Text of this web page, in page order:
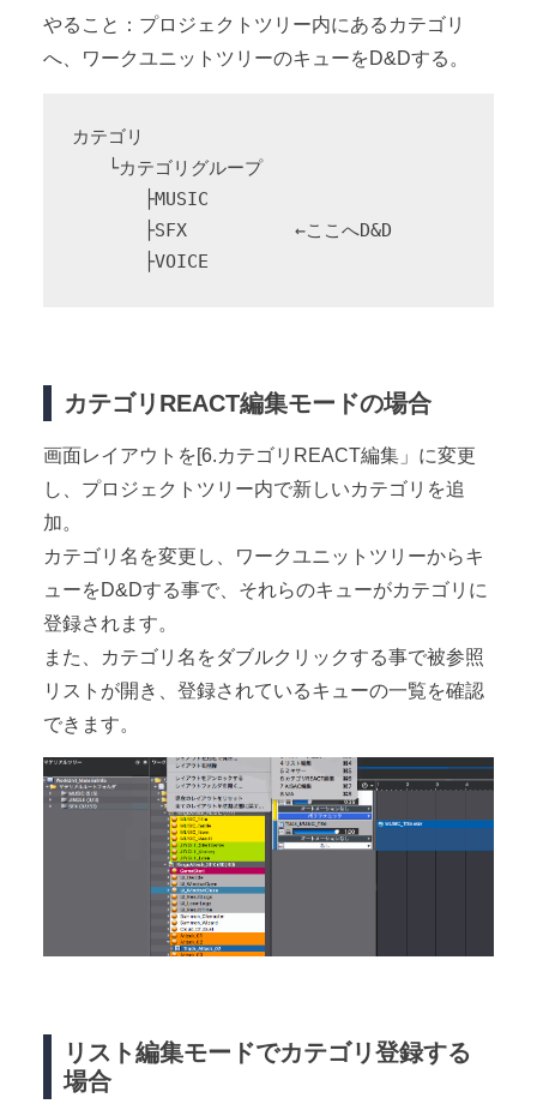
やること：プロジェクトツリー内にあるカテゴリ
へ、ワークユニットツリーのキューをD&Dする。
カテゴリ
└カテゴリグループ
├MUSIC
├SFX　　　　　　←ここへD&D
├VOICE
カテゴリREACT編集モードの場合
画面レイアウトを[6.カテゴリREACT編集」に変更
し、プロジェクトツリー内で新しいカテゴリを追
加。
カテゴリ名を変更し、ワークユニットツリーからキ
ューをD&Dする事で、それらのキューがカテゴリに
登録されます。
また、カテゴリ名をダブルクリックする事で被参照
リストが開き、登録されているキューの一覧を確認
できます。
リスト編集モードでカテゴリ登録する
場合